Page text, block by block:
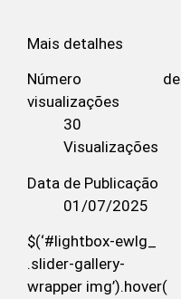
Mais detalhes
Número de
visualizações
30
Visualizações
Data de Publicação
01/07/2025
$(‘#lightbox-ewlg_
.slider-gallery-
wrapper img’).hover(